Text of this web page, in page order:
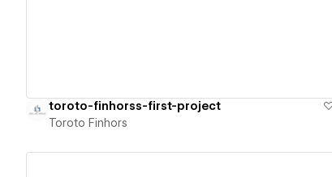
toroto-finhorss-first-project
Toroto Finhors